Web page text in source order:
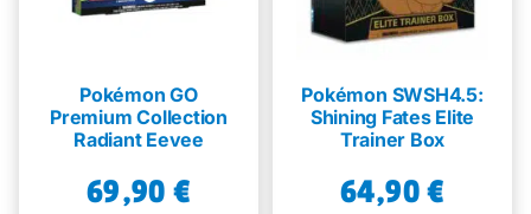
Pokémon GO
Premium Collection
Radiant Eevee
69,90 €
Pokémon SWSH4.5:
Shining Fates Elite
Trainer Box
64,90€